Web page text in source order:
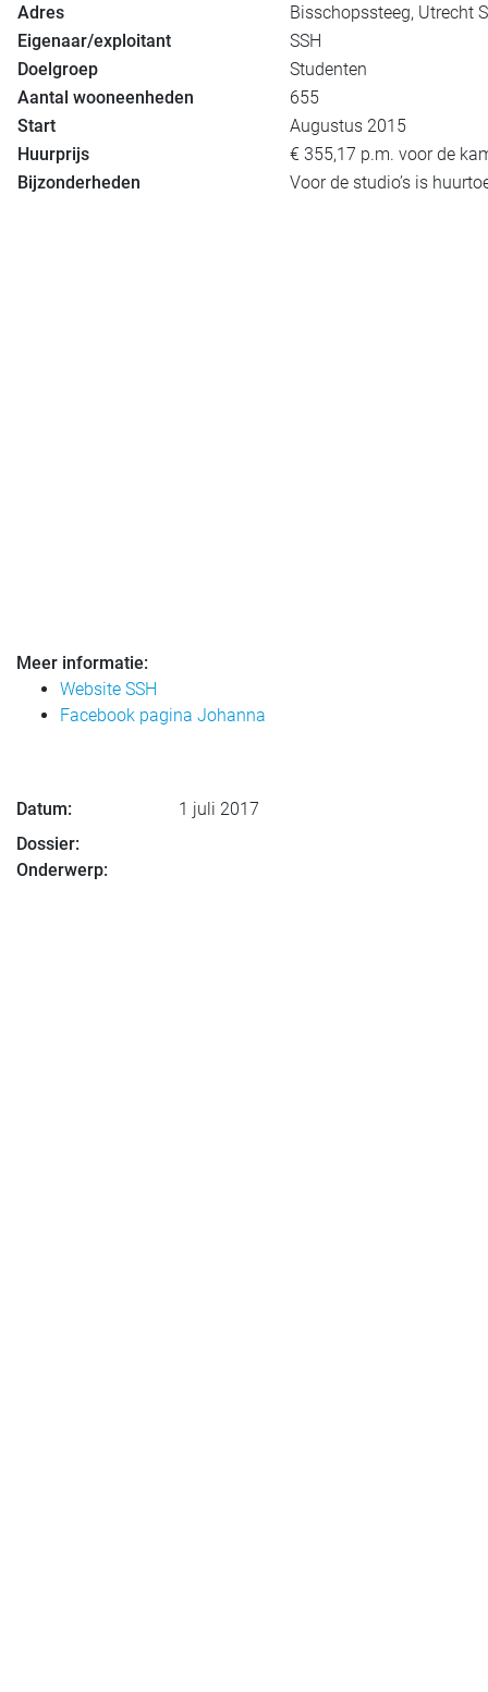
Adres
Bisschopssteeg, Utrecht
Eigenaar/exploitant
SSH
Doelgroep
Studenten
Aantal wooneenheden
655
Start
Augustus 2015
Huurprijs
€ 355,17 p.m. voor de
Bijzonderheden
Voor de studio’s is
Meer informatie:
Website SSH
Facebook pagina Johanna
Datum:
1 juli 2017
Dossier:
Onderwerp: